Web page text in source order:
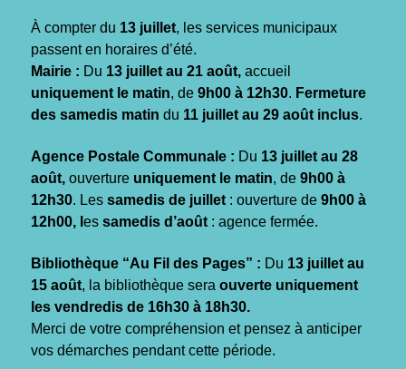
À compter du 13 juillet, les services municipaux
passent en horaires d’été.
Mairie : Du 13 juillet au 21 août, accueil
uniquement le matin, de 9h00 à 12h30. Fermeture
des samedis matin du 11 juillet au 29 août inclus.
Agence Postale Communale : Du 13 juillet au 28
août, ouverture uniquement le matin, de 9h00 à
12h30. Les samedis de juillet : ouverture de 9h00 à
12h00, l es samedis d’août : agence fermée.
Bibliothèque “Au Fil des Pages” : Du 13 juillet au
15 août, la bibliothèque sera ouverte uniquement
les vendredis de 16h30 à 18h30.
Merci de votre compréhension et pensez à anticiper
vos démarches pendant cette période.